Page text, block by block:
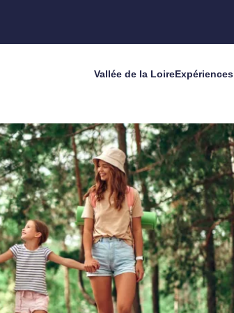
Vallée de la LoireExpériences